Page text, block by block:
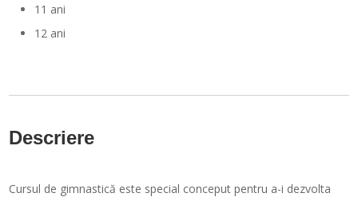
11 ani
12 ani
Descriere
Cursul de gimnastică este special conceput pentru a-i dezvolta